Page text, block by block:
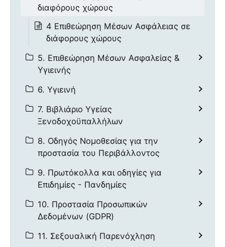
διαφόρους χώρους
4 Επιθεώρηση Μέσων Ασφάλειας σε
διάφορους χώρους
5. Επιθεώρηση Μέσων Ασφαλείας &
Υγιεινής
6. Υγιεινή
7. Βιβλιάριο Υγείας
Ξενοδοχοϋπαλλήλων
8. Οδηγός Νομοθεσίας για την
προστασία του Περιβάλλοντος
9. Πρωτόκολλα και οδηγίες για
Επιδημίες - Πανδημίες
10. Προστασία Προσωπικών
Δεδομένων (GDPR)
11. Σεξουαλική Παρενόχληση